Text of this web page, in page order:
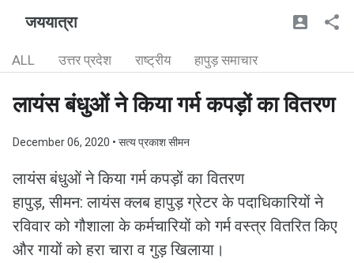
जययात्रा
ALL उत्तर प्रदेश राष्ट्रीय हापुड़ समाचार
लायंस बंधुओं ने किया गर्म कपड़ों का वितरण
December 06, 2020 • सत्य प्रकाश सीमन
लायंस बंधुओं ने किया गर्म कपड़ों का वितरण
हापुड़, सीमन: लायंस क्लब हापुड़ ग्रेटर के पदाधिकारियों ने
रविवार को गौशाला के कर्मचारियों को गर्म वस्त्र वितरित किए
और गायों को हरा चारा व गुड़ खिलाया।